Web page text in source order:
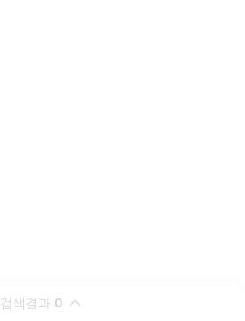
검색결과 0